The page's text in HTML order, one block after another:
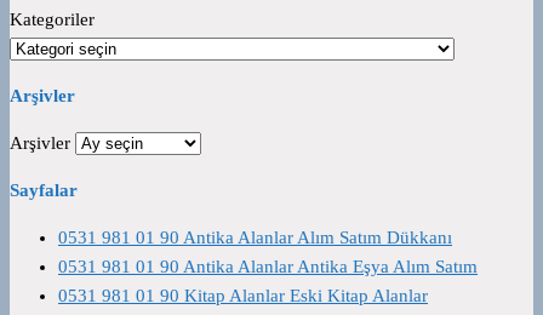
Kategoriler
Arşivler
Arşivler
Sayfalar
0531 981 01 90 Antika Alanlar Alım Satım Dükkanı
0531 981 01 90 Antika Alanlar Antika Eşya Alım Satım
0531 981 01 90 Kitap Alanlar Eski Kitap Alanlar